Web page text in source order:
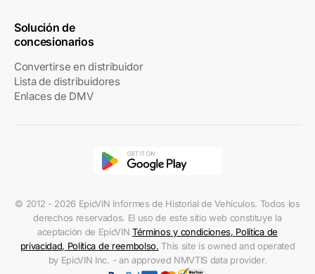
Solución de
concesionarios
Convertirse en distribuidor
Lista de distribuidores
Enlaces de DMV
© 2012 - 2026 EpicVIN Informes de Historial de Vehículos. Todos los
derechos reservados. El uso de este sitio web constituye la
aceptación de EpicVINTérminos y condiciones, Política de
privacidad, Política de reembolso. This site is owned and operated
by EpicVIN Inc. - an approved NMVTIS data provider.